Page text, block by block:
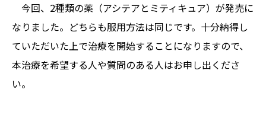
今回、2種類の薬（アシテアとミティキュア）が発売に
なりました。どちらも服用方法は同じです。十分納得し
ていただいた上で治療を開始することになりますので、
本治療を希望する人や質問のある人はお申し出くださ
い。